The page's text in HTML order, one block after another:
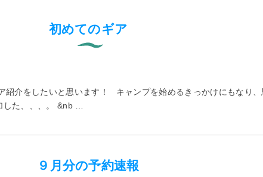
初めてのギア
紹介をしたいと思います！ キャンプを始めるきっかけにもなり
た、、、。 &nb …
９月分の予約速報